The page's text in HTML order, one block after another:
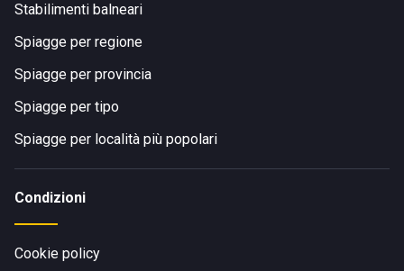
Stabilimenti balneari
Spiagge per regione
Spiagge per provincia
Spiagge per tipo
Spiagge per località più popolari
Condizioni
Cookie policy